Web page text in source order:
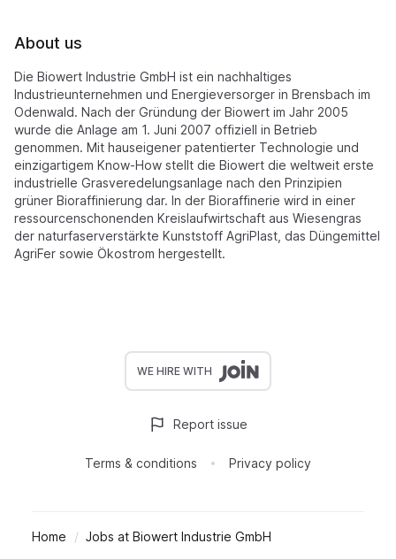
About us
Die Biowert Industrie GmbH ist ein nachhaltiges
Industrieunternehmen und Energieversorger in Brensbach im
Odenwald. Nach der Gründung der Biowert im Jahr 2005
wurde die Anlage am 1. Juni 2007 offiziell in Betrieb
genommen. Mit hauseigener patentierter Technologie und
einzigartigem Know-How stellt die Biowert die weltweit erste
industrielle Grasveredelungsanlage nach den Prinzipien
grüner Bioraffinierung dar. In der Bioraffinerie wird in einer
ressourcenschonenden Kreislaufwirtschaft aus Wiesengras
der naturfaserverstärkte Kunststoff AgriPlast, das Düngemittel
AgriFer sowie Ökostrom hergestellt.
WE HIRE WITH
Terms & conditions Privacy policy
Report issue
Home Jobs at Biowert Industrie GmbH